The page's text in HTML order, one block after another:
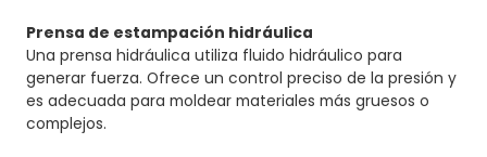
Prensa de estampación hidráulica
Una prensa hidráulica utiliza fluido hidráulico para
generar fuerza. Ofrece un control preciso de la presión y
es adecuada para moldear materiales más gruesos o
complejos.